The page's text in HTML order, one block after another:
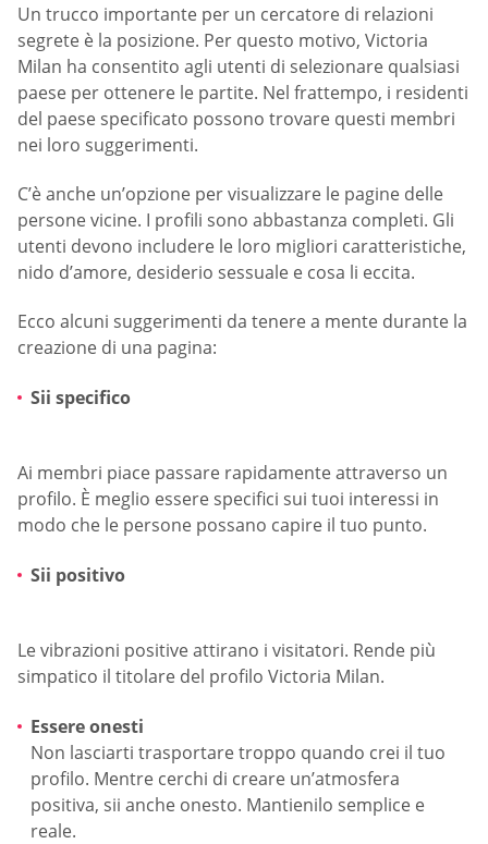
Un trucco importante per un cercatore di relazioni
segrete è la posizione. Per questo motivo, Victoria
Milan ha consentito agli utenti di selezionare qualsiasi
paese per ottenere le partite. Nel frattempo, i residenti
del paese specificato possono trovare questi membri
nei loro suggerimenti.
C’è anche un’opzione per visualizzare le pagine delle
persone vicine. I profili sono abbastanza completi. Gli
utenti devono includere le loro migliori caratteristiche,
nido d’amore, desiderio sessuale e cosa li eccita.
Ecco alcuni suggerimenti da tenere a mente durante la
creazione di una pagina:
Sii specifico
Ai membri piace passare rapidamente attraverso un
profilo. È meglio essere specifici sui tuoi interessi in
modo che le persone possano capire il tuo punto.
Sii positivo
Le vibrazioni positive attirano i visitatori. Rende più
simpatico il titolare del profilo Victoria Milan.
Essere onesti
Non lasciarti trasportare troppo quando crei il tuo
profilo. Mentre cerchi di creare un’atmosfera
positiva, sii anche onesto. Mantienilo semplice e
reale.